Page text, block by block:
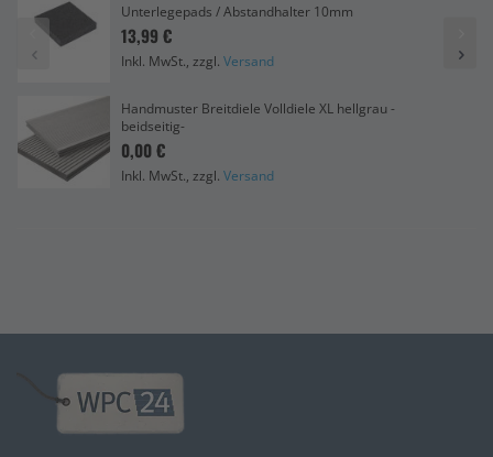
Unterlegepads / Abstandhalter 10mm
13,99 €
Inkl. MwSt., zzgl. Versand
Handmuster Breitdiele Volldiele XL hellgrau -
beidseitig-
0,00 €
Inkl. MwSt., zzgl. Versand